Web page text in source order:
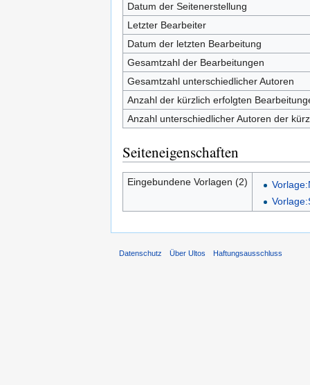
Datum der Seitenerstellung
Letzter Bearbeiter
Datum der letzten Bearbeitung
Gesamtzahl der Bearbeitungen
Gesamtzahl unterschiedlicher Autoren
Anzahl der kürzlich erfolgten
Anzahl unterschiedlicher Autoren der
Seiteneigenschaften
Eingebundene Vorlagen (2)
Datenschutz Über Ultos Haftungsausschluss